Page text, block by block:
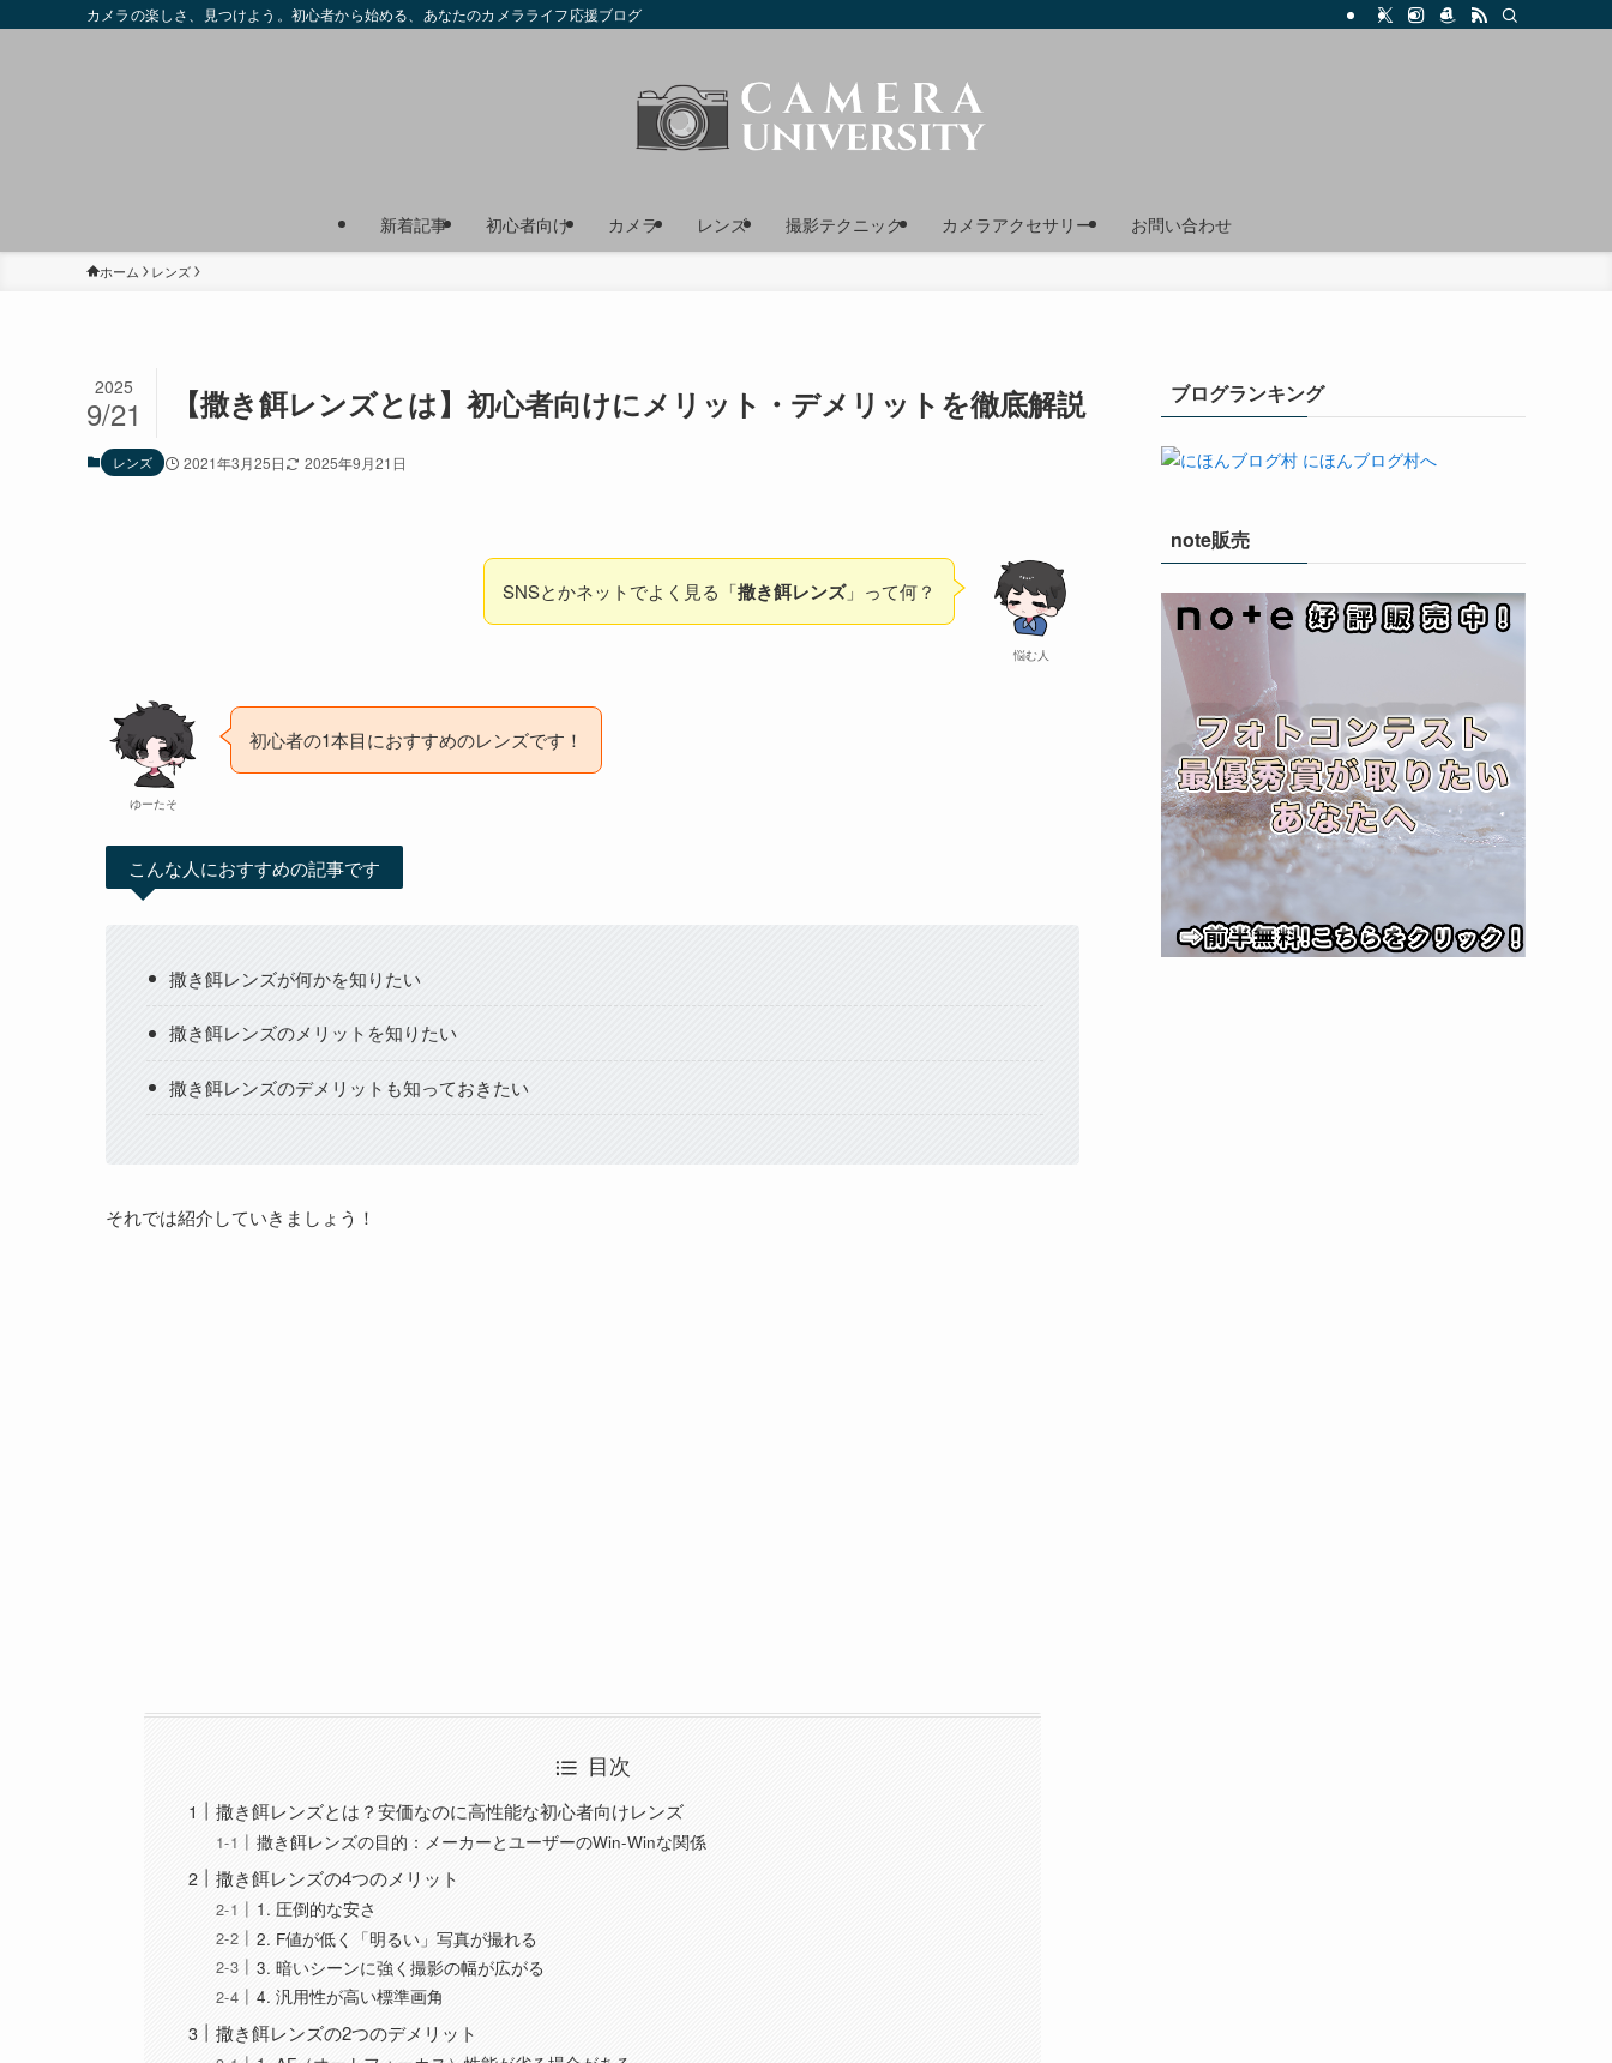
カメラの楽しさ、見つけよう。初心者から始める、あなたのカメラライフ応援ブログ
新着記事 初心者向け カメラ レンズ 撮影テクニック カメラアクセサリー お問い合わせ
ホーム レンズ
【撒き餌レンズとは】初心者向けにメリット・デメリットを徹底解説
2025
9/21
レンズ 2021年3月25日 2025年9月21日
悩む人
SNSとかネットでよく見る「撒き餌レンズ」って何？
ゆーたそ
初心者の1本目におすすめのレンズです！
こんな人におすすめの記事です
撒き餌レンズが何かを知りたい
撒き餌レンズのメリットを知りたい
撒き餌レンズのデメリットも知っておきたい
それでは紹介していきましょう！
目次
撒き餌レンズとは？安価なのに高性能な初心者向けレンズ
撒き餌レンズの目的：メーカーとユーザーのWin-Winな関係
撒き餌レンズの4つのメリット
1. 圧倒的な安さ
2. F値が低く「明るい」写真が撮れる
3. 暗いシーンに強く撮影の幅が広がる
4. 汎用性が高い標準画角
撒き餌レンズの2つのデメリット
ブログランキング
note販売